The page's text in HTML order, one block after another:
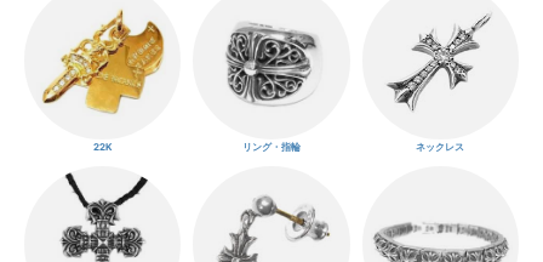
22K リング・指輪 ネックレス